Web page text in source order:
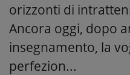
orizzonti di
Ancora oggi, dopo
insegnamento, la
perfezion...